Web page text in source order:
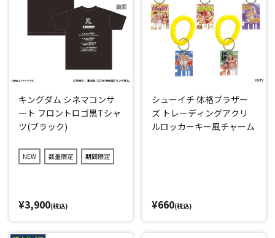
キングダム シネマコンサ
ート フロントロゴ黒Tシャ
ツ(ブラック)
NEW 数量限定 期間限定
¥3,900(税込)
シューイチ 体格ブラザー
ズ トレーディングアクリ
ルロッカーキー風チャーム
¥660(税込)